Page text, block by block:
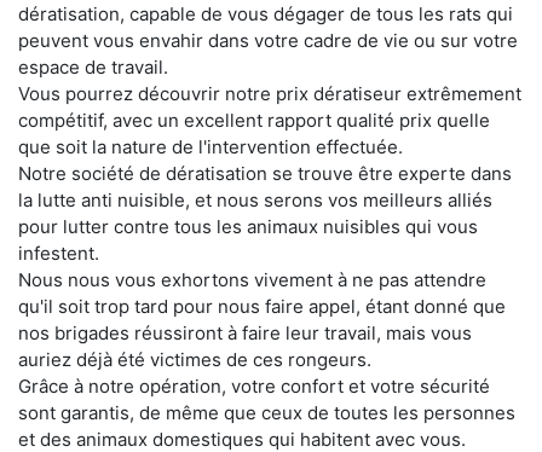
dératisation, capable de vous dégager de tous les rats qui
peuvent vous envahir dans votre cadre de vie ou sur votre
espace de travail.
Vous pourrez découvrir notre prix dératiseur extrêmement
compétitif, avec un excellent rapport qualité prix quelle
que soit la nature de l'intervention effectuée.
Notre société de dératisation se trouve être experte dans
la lutte anti nuisible, et nous serons vos meilleurs alliés
pour lutter contre tous les animaux nuisibles qui vous
infestent.
Nous nous vous exhortons vivement à ne pas attendre
qu'il soit trop tard pour nous faire appel, étant donné que
nos brigades réussiront à faire leur travail, mais vous
auriez déjà été victimes de ces rongeurs.
Grâce à notre opération, votre confort et votre sécurité
sont garantis, de même que ceux de toutes les personnes
et des animaux domestiques qui habitent avec vous.